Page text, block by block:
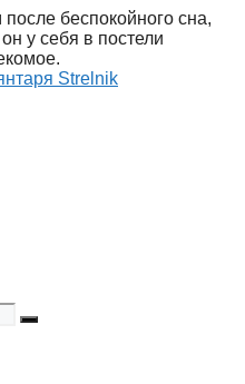
беспокойного сна,
у себя в постели